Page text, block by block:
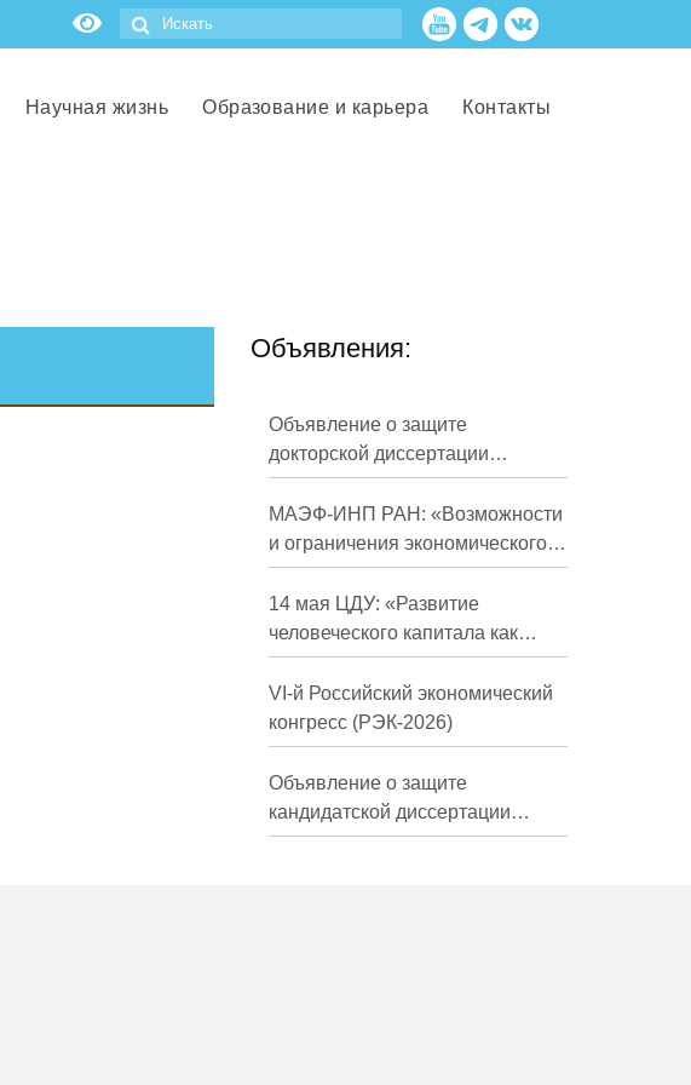
Научная жизнь Образование и карьера Контакты
Объявления:
Объявление о защите
докторской диссертации
Кузнецова Михаила
Евгеньевича
МАЭФ-ИНП РАН: «Возможности
и ограничения экономического
развития России в средне- и
долгосрочной перспективе»
14 мая ЦДУ: «Развитие
человеческого капитала как
фактор экономического роста»
VI-й Российский экономический
конгресс (РЭК-2026)
Объявление о защите
кандидатской диссертации
Трындиной Николь Сергеевны